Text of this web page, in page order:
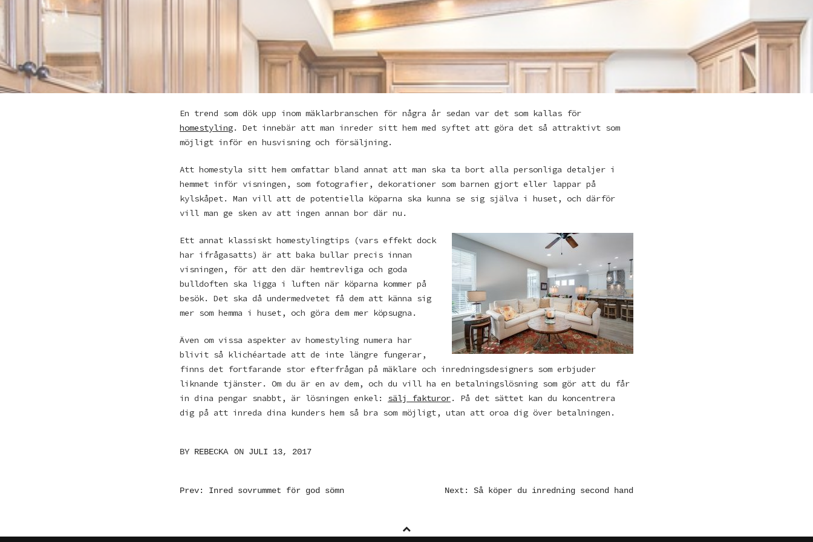
En trend som dök upp inom mäklarbranschen för några år sedan var det som kallas för
homestyling. Det innebär att man inreder sitt hem med syftet att göra det så attraktivt som
möjligt inför en husvisning och försäljning.
Att homestyla sitt hem omfattar bland annat att man ska ta bort alla personliga detaljer i
hemmet inför visningen, som fotografier, dekorationer som barnen gjort eller lappar på
kylskåpet. Man vill att de potentiella köparna ska kunna se sig själva i huset, och därför
vill man ge sken av att ingen annan bor där nu.
Ett annat klassiskt homestylingtips (vars effekt dock
har ifrågasatts) är att baka bullar precis innan
visningen, för att den där hemtrevliga och goda
bulldoften ska ligga i luften när köparna kommer på
besök. Det ska då undermedvetet få dem att känna sig
mer som hemma i huset, och göra dem mer köpsugna.
Även om vissa aspekter av homestyling numera har
blivit så klichéartade att de inte längre fungerar,
finns det fortfarande stor efterfrågan på mäklare och inredningsdesigners som erbjuder
liknande tjänster. Om du är en av dem, och du vill ha en betalningslösning som gör att du får
in dina pengar snabbt, är lösningen enkel: sälj fakturor. På det sättet kan du koncentrera
dig på att inreda dina kunders hem så bra som möjligt, utan att oroa dig över betalningen.
BY REBECKA ON JULI 13, 2017
INLÄGGSNAVIGERING
Prev: Inred sovrummet för god sömn Next: Så köper du inredning second hand